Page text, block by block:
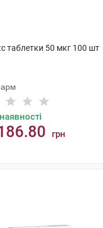
таблетки 50 мкг 100 шт
грн